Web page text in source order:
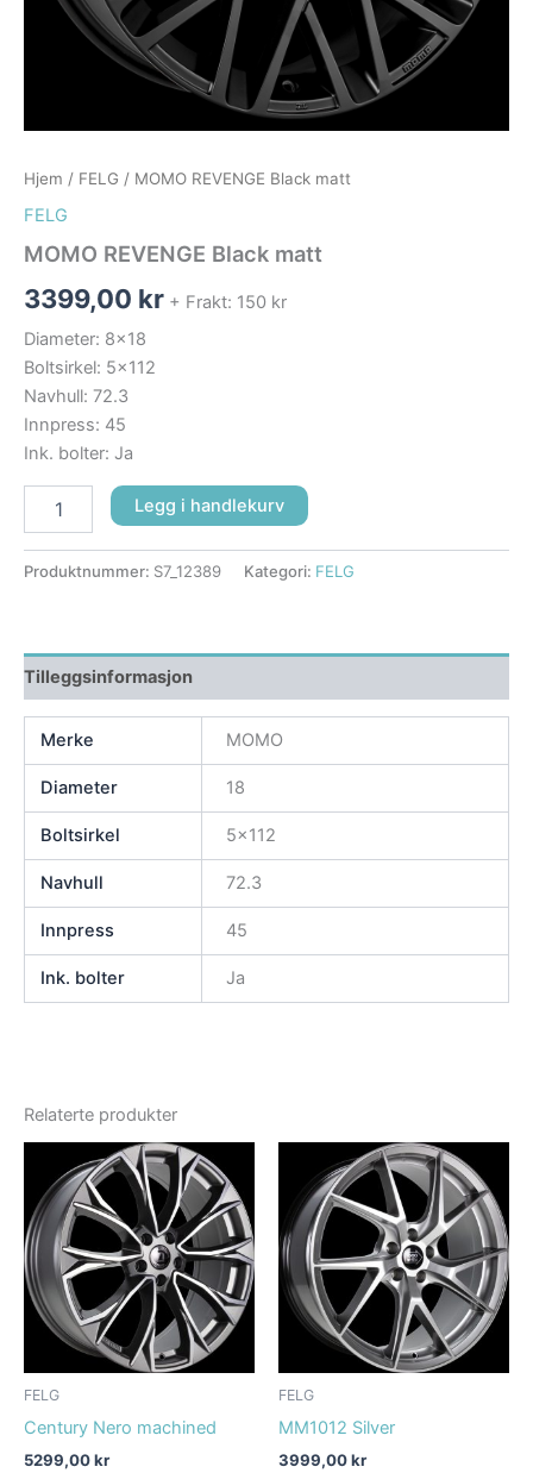
Hjem / FELG / MOMO REVENGE Black matt
FELG
MOMO REVENGE Black matt
3399,00 kr + Frakt: 150 kr
Diameter: 8×18
Boltsirkel: 5×112
Navhull: 72.3
Innpress: 45
Ink. bolter: Ja
Legg i handlekurv
Produktnummer: S7_12389 Kategori: FELG
Tilleggsinformasjon
Merke MOMO
Diameter 18
Boltsirkel 5×112
Navhull 72.3
Innpress 45
Ink. bolter Ja
Relaterte produkter
FELG
Century Nero machined
5299,00kr
FELG
MM1012 Silver
3999,00kr